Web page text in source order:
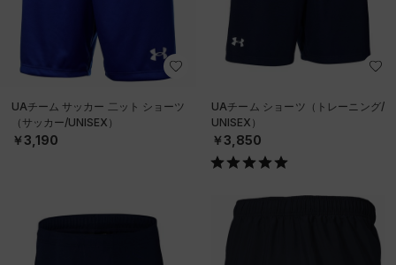
UAチーム サッカー 二ット ショーツ
（サッカー/UNISEX）
￥3,190
UAチーム ショーツ（トレーニング/
UNISEX）
￥3,850